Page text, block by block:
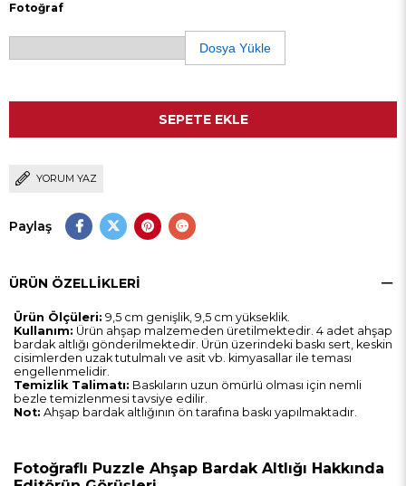
Fotoğraf
Dosya Yükle
YORUM YAZ
Paylaş
ÜRÜN ÖZELLIKLERI
Ürün Ölçüleri: 9,5 cm genişlik, 9,5 cm yükseklik.
Kullanım: Ürün ahşap malzemeden üretilmektedir. 4 adet ahşap
bardak altlığı gönderilmektedir. Ürün üzerindeki baskı sert, keskin
cisimlerden uzak tutulmalı ve asit vb. kimyasallar ile teması
engellenmelidir.
Temizlik Talimatı: Baskıların uzun ömürlü olması için nemli
bezle temizlenmesi tavsiye edilir.
Not: Ahşap bardak altlığının ön tarafına baskı yapılmaktadır.
Fotoğraflı Puzzle Ahşap Bardak Altlığı Hakkında